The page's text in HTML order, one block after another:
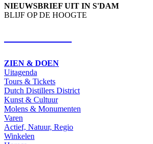
NIEUWSBRIEF UIT IN S'DAM
BLIJF OP DE HOOGTE
ZIEN & DOEN
Uitagenda
Tours & Tickets
Dutch Distillers District
Kunst & Cultuur
Molens & Monumenten
Varen
Actief, Natuur, Regio
Winkelen